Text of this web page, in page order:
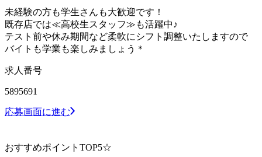
未経験の方も学生さんも大歓迎です！
既存店では≪高校生スタッフ≫も活躍中♪
テスト前や休み期間など柔軟にシフト調整いたしますので
バイトも学業も楽しみましょう＊
求人番号
5895691
応募画面に進む
おすすめポイントTOP5☆